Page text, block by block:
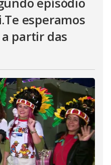
esperamos
partir das